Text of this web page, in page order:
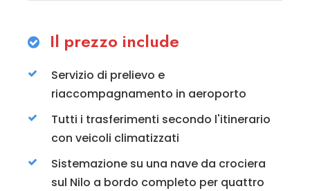
Il prezzo include
Servizio di prelievo e
riaccompagnamento in aeroporto
Tutti i trasferimenti secondo l'itinerario
con veicoli climatizzati
Sistemazione su una nave da crociera
sul Nilo a bordo completo per quattro